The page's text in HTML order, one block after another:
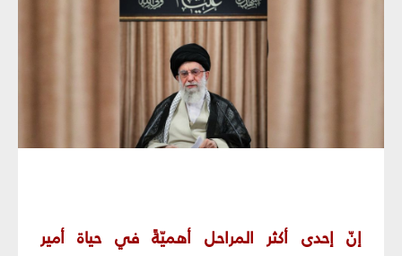
إنّ إحدى أكثر المراحل أهميّةً في حياة أمير